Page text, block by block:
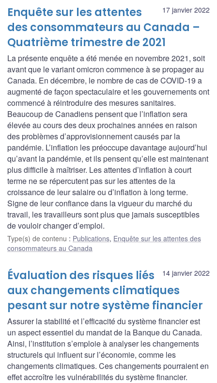
17 janvier 2022
Enquête sur les attentes
des consommateurs au Canada –
Quatrième trimestre de 2021
La présente enquête a été menée en novembre 2021, soit
avant que le variant omicron commence à se propager au
Canada. En décembre, le nombre de cas de COVID-19 a
augmenté de façon spectaculaire et les gouvernements ont
commencé à réintroduire des mesures sanitaires.
Beaucoup de Canadiens pensent que l’inflation sera
élevée au cours des deux prochaines années en raison
des problèmes d’approvisionnement causés par la
pandémie. L’inflation les préoccupe davantage aujourd’hui
qu’avant la pandémie, et ils pensent qu’elle est maintenant
plus difficile à maîtriser. Les attentes d’inflation à court
terme ne se répercutent pas sur les attentes de la
croissance de leur salaire ou d’inflation à long terme.
Signe de leur confiance dans la vigueur du marché du
travail, les travailleurs sont plus que jamais susceptibles
de vouloir changer d’emploi.
Type(s) de contenu : Publications, Enquête sur les attentes des
consommateurs au Canada
14 janvier 2022
Évaluation des risques liés
aux changements climatiques
pesant sur notre système financier
Assurer la stabilité et l’efficacité du système financier est
un aspect essentiel du mandat de la Banque du Canada.
Ainsi, l’institution s’emploie à analyser les changements
structurels qui influent sur l’économie, comme les
changements climatiques. Ces changements pourraient en
effet accroître les vulnérabilités du système financier.